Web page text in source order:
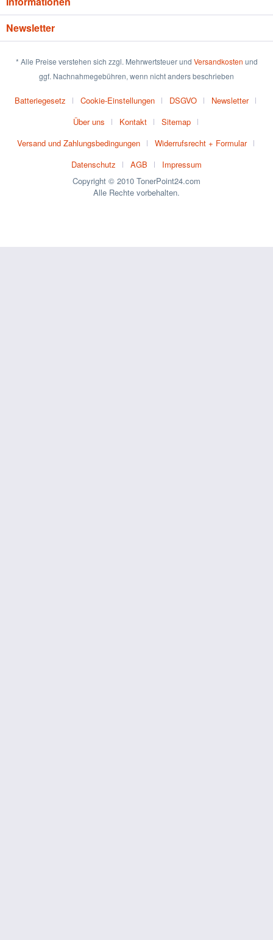
Newsletter
* Alle Preise verstehen sich zzgl. Mehrwertsteuer und Versandkosten und
ggf. Nachnahmegebühren, wenn nicht anders beschrieben
Batteriegesetz Cookie-Einstellungen DSGVO
Newsletter
Über uns
Kontakt
Sitemap
Versand und Zahlungsbedingungen
Widerrufsrecht + Formular
Datenschutz
AGB
Impressum
Copyright © 2010 TonerPoint24.com
Alle Rechte vorbehalten.